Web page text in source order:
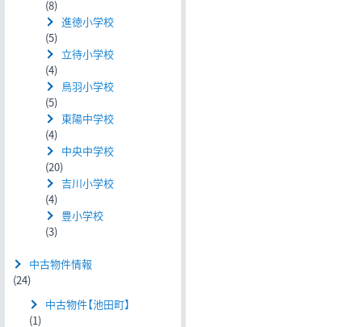
(8)
進徳小学校
(5)
立待小学校
(4)
鳥羽小学校
(5)
東陽中学校
(4)
中央中学校
(20)
吉川小学校
(4)
豊小学校
(3)
中古物件情報
(24)
中古物件【池田町】
(1)